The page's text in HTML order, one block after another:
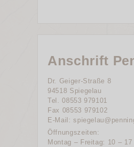
Anschrift
Dr. Geiger-Straße 8
94518 Spiegelau
Tel. 08553 979101
Fax 08553 979102
E-Mail:
Öffnungszeiten:
Montag – Freitag: 10 – 17